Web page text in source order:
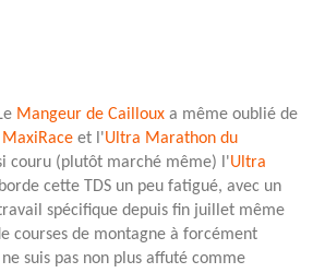
Mangeur de Cailloux a même oublié de
MaxiRace et l'Ultra Marathon du
couru (plutôt marché même) l'Ultra
cette TDS un peu fatigué, avec un
spécifique depuis fin juillet même
courses de montagne à forcément
suis pas non plus affuté comme